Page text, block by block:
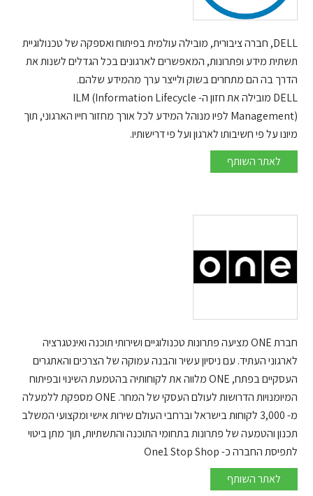
DELL, חברה ציבורית, מובילה עולמית בפיתוח ואספקה של טכנולוגיית
תשתית מידע ופתרונות, המאפשרים לארגונים בכל הגדלים לשנות את
הדרך בה הם מתחרים בשוק ולייצר ערך מהמידע שלהם.
DELL מובילה את חזון ה- ILM (Information Lifecycle
Management) לפיו מנוהל המידע לכל אורך מחזור חייו הארגוני, תוך
מיונו על פי חשיבותו לארגון ועל פי דרישותיו.
לאתר השותף
חברת ONE מציעה פתרונות טכנולוגיים ושירותי תוכנה ואינטגרציה
לארגוני העתיד. עם ניסיון עשיר והבנה עמוקה של הצרכים והאתגרים
העסקיים בפתח, ONE מלווה את לקוחותיה בהטמעת השינוי ובפיתוח
המיומנויות הדרושות לעולם העסקי של המחר. ONE מספקת ללמעלה
מ- 3,000 לקוחות בישראל וברחבי העולם שירות אישי ומקצועי המשלב
תכנון והטמעה של פתרונות בתחומי התוכנה והתשתיות, תוך מתן ביטוי
לתפיסת החברה כ- One1 Stop Shop
לאתר השותף